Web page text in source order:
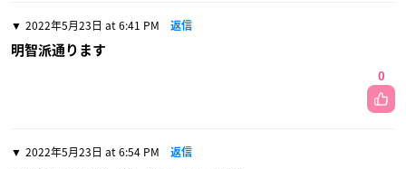
2022年5月23日 at 6:41 PM 返信
明智派通ります
0
2022年5月23日 at 6:54 PM 返信